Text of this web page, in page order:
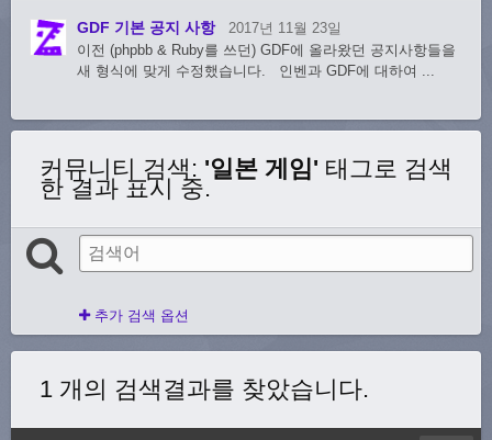
GDF 기본 공지 사항
2017년 11월 23일
이전 (phpbb & Ruby를 쓰던) GDF에 올라왔던 공지사항들을
새 형식에 맞게 수정했습니다. 인벤과 GDF에 대하여 ...
커뮤니티 검색 : '일본 게임' 태그로 검색
한 결과 표시 중.
추가 검색 옵션
1 개의 검색결과를 찾았습니다.